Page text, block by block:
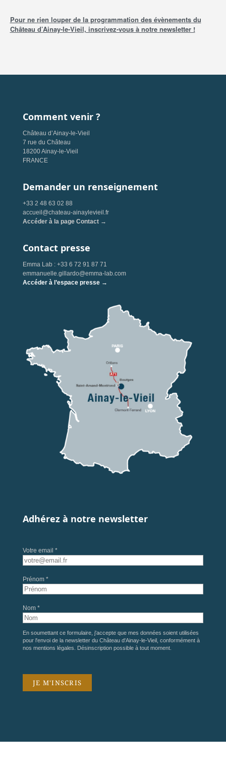
Pour ne rien louper de la programmation des évènements du
Château d’Ainay-le-Vieil, inscrivez-vous à notre newsletter !
Comment venir ?
Château d’Ainay-le-Vieil
7 rue du Château
18200 Ainay-le-Vieil
FRANCE
Demander un renseignement
+33 2 48 63 02 88
accueil@chateau-ainaylevieil.fr
Accéder à la page Contact →
Contact presse
Emma Lab : +33 6 72 91 87 71
emmanuelle.gillardo@emma-lab.com
Accéder à l’espace presse →
Adhérez à notre newsletter
Votre email *
Prénom *
Nom *
En soumettant ce formulaire, j'accepte que mes données soient utilisées
pour l'envoi de la newsletter du Château d'Ainay-le-Vieil, conformément à
nos mentions légales . Désinscription possible à tout moment.